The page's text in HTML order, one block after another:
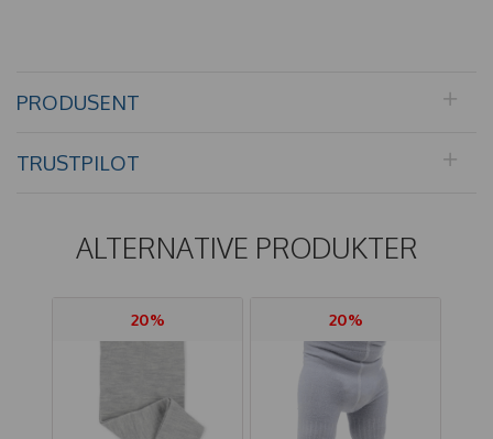
PRODUSENT
TRUSTPILOT
ALTERNATIVE PRODUKTER
20% 20%